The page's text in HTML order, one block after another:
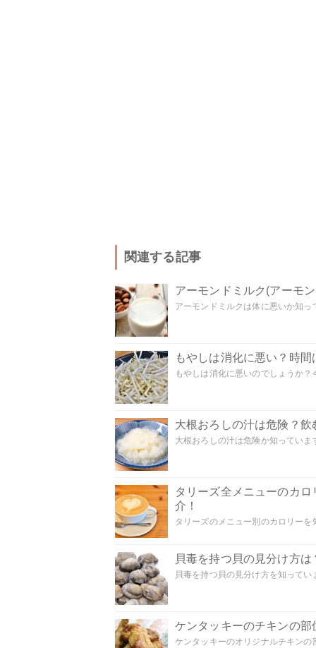
関連する記事
アーモンドミルク(アーモ
アーモンドミルクは体に悪いか知
もやしは消化に悪い？時
もやしは消化に悪いのでしょうか
大根おろしの汁は危険？
大根おろしの汁は危険か知ってい
タリーズ全メニューのカ
介！
タリーズのメニュー別のカロリー
貝毒を持つ貝の見分け方
貝毒を持つ貝の見分け方を知って
ケンタッキーのチキンの
ケンタッキーのオリジナルチキン